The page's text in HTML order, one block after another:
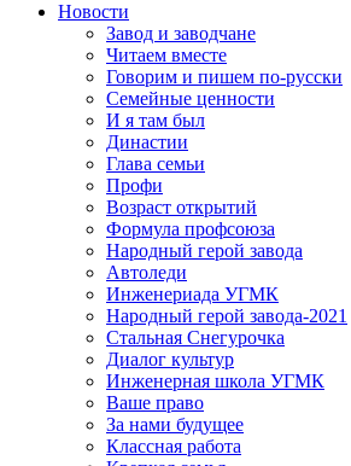
Новости
Завод и заводчане
Читаем вместе
Говорим и пишем по-русски
Семейные ценности
И я там был
Династии
Глава семьи
Профи
Возраст открытий
Формула профсоюза
Народный герой завода
Автоледи
Инженериада УГМК
Народный герой завода-2021
Стальная Снегурочка
Диалог культур
Инженерная школа УГМК
Ваше право
За нами будущее
Классная работа